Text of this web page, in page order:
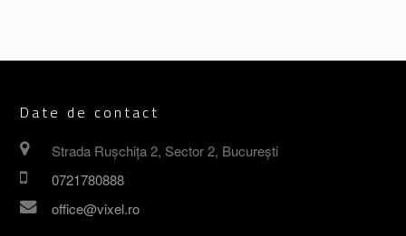
Date de contact
Strada Rușchița 2, Sector 2, București
0721780888
office@vixel.ro